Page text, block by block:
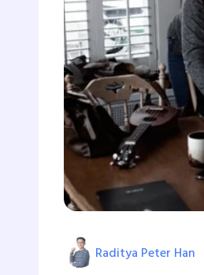
Raditya Peter Han